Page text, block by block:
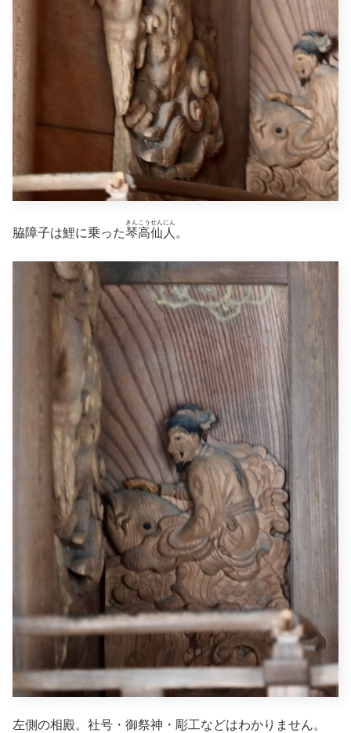
脇障子は鯉に乗った琴高仙人
きんこうせんにん
。
左側の相殿。社号・御祭神・彫工などはわかりません。